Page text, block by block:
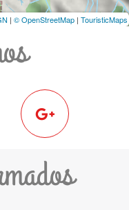
| © OpenStreetMap | TouristicMaps